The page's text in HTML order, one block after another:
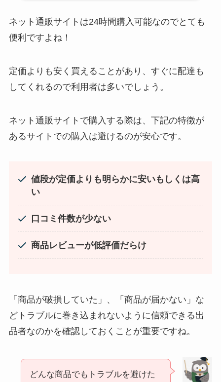
ネット通販サイトは24時間購入可能なのでとても
便利ですよね！
定価よりも安く買えることがあり、すぐに配達も
してくれるので利用者は多いでしょう。
ネット通販サイトで購入する際は、下記の特徴が
あるサイトでの購入は避けるのが安心です。
値段が定価よりも明らかに安いもしくは高
い
口コミ件数が少ない
商品レビューが低評価だらけ
「商品が破損していた」、「商品が届かない」な
どトラブルに巻き込まれないように信頼できる出
品者なのかを確認しておくことが重要ですね。
どんな商品でもトラブルを避けた